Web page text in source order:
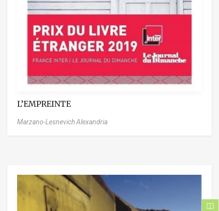
L’EMPREINTE
Marzano-Lesnevich Alexandria